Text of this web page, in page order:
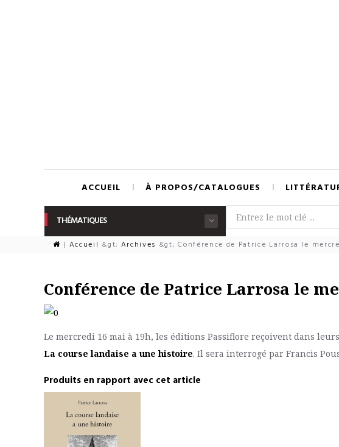
ACCUEIL À PROPOS/CATALOGUES
THÉMATIQUES
| Accueil &gt; Archives &gt; Conférence de Patrice Larrosa le
Conférence de Patrice Larrosa le
Le mercredi 16 mai à 19h, les éditions Passiflore reçoivent dans
La course landaise a une histoire. Il sera interrogé par Francis
Produits en rapport avec cet article